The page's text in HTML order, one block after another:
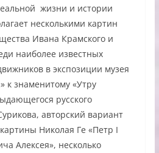
жизни и истории
несколькими картин
Ивана Крамского и
наиболее известных
в экспозиции музея
к знаменитому «Утру
русского
авторский вариант
Николая Ге «Петр I
Алексея», несколько